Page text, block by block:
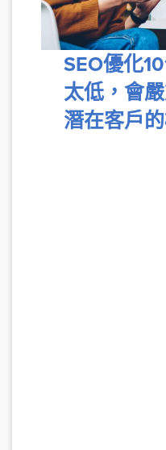
SEO優化
太低，會
潛在客戶